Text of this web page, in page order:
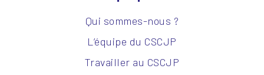
Qui sommes-nous ?
L’équipe du CSCJP
Travailler au CSCJP